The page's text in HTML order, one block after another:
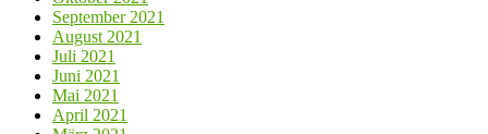
September 2021
August 2021
Juli 2021
Juni 2021
Mai 2021
April 2021